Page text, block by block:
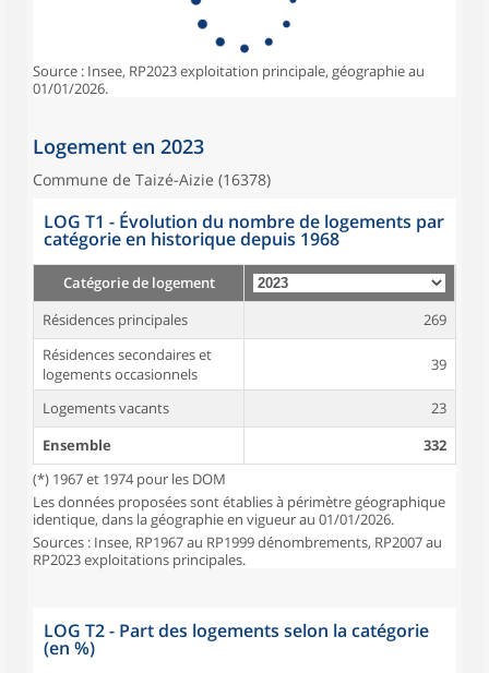
Source : Insee, RP2023 exploitation principale, géographie au
01/01/2026.
Logement en 2023
Commune de Taizé-Aizie (16378)
LOG T1 - Évolution du nombre de logements par
catégorie en historique depuis 1968
Catégorie de logement
Résidences principales
269
Résidences secondaires et
logements occasionnels
39
Logements vacants
23
Ensemble
332
(*) 1967 et 1974 pour les DOM
Les données proposées sont établies à périmètre géographique
identique, dans la géographie en vigueur au 01/01/2026.
Sources : Insee, RP1967 au RP1999 dénombrements, RP2007 au
RP2023 exploitations principales.
LOG T2 - Part des logements selon la catégorie
(en %)